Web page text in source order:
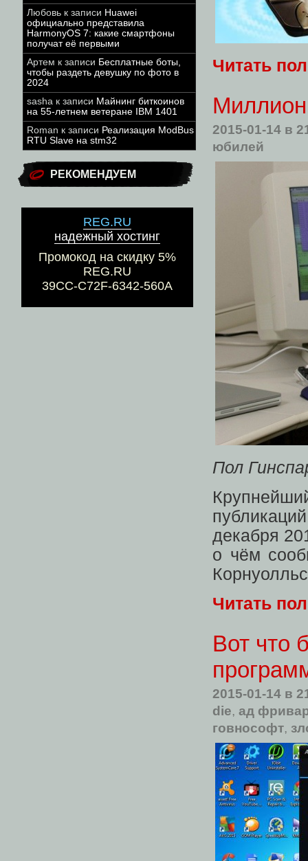
Любовь к записи Huawei
официально представила
HarmonyOS 7: какие смартфоны
получат её первыми
Артем к записи Бесплатные боты,
чтобы раздеть девушку по фото в
2024
sasha к записи Майнинг биткоинов
на 55-летнем ветеране IBM 1401
Roman к записи Реализация ModBus
RTU Slave на stm32
РЕКОМЕНДУЕМ
REG.RU
надежный хостинг
Промокод на скидку 5%
REG.RU
39CC-C72F-6342-560A
Читать
2015-01-14 в
юбилей
Пол
декабря
о чём
Читать
Вот что
2015-01-14 в
die, ад
говнософт,